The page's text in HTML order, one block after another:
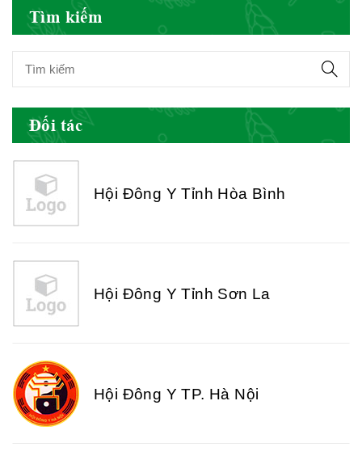
Tìm kiếm
Đối tác
Hội Đông Y Tỉnh Hòa Bình
Hội Đông Y Tỉnh Sơn La
Hội Đông Y TP. Hà Nội